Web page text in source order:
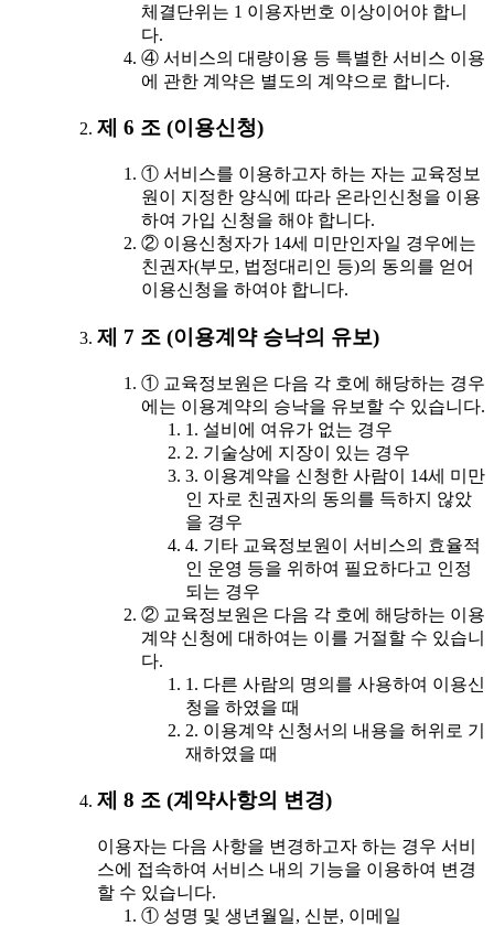
체결단위는 1 이용자번호 이상이어야 합니
다.
④ 서비스의 대량이용 등 특별한 서비스 이용
에 관한 계약은 별도의 계약으로 합니다.
제 6 조 (이용신청)
① 서비스를 이용하고자 하는 자는 교육정보
원이 지정한 양식에 따라 온라인신청을 이용
하여 가입 신청을 해야 합니다.
② 이용신청자가 14세 미만인자일 경우에는
친권자(부모, 법정대리인 등)의 동의를 얻어
이용신청을 하여야 합니다.
제 7 조 (이용계약 승낙의 유보)
① 교육정보원은 다음 각 호에 해당하는 경우
에는 이용계약의 승낙을 유보할 수 있습니다.
1. 설비에 여유가 없는 경우
2. 기술상에 지장이 있는 경우
3. 이용계약을 신청한 사람이 14세 미만
인 자로 친권자의 동의를 득하지 않았
을 경우
4. 기타 교육정보원이 서비스의 효율적
인 운영 등을 위하여 필요하다고 인정
되는 경우
② 교육정보원은 다음 각 호에 해당하는 이용
계약 신청에 대하여는 이를 거절할 수 있습니
다.
1. 다른 사람의 명의를 사용하여 이용신
청을 하였을 때
2. 이용계약 신청서의 내용을 허위로 기
재하였을 때
제 8 조 (계약사항의 변경)
이용자는 다음 사항을 변경하고자 하는 경우 서비
스에 접속하여 서비스 내의 기능을 이용하여 변경
할 수 있습니다.
① 성명 및 생년월일, 신분, 이메일